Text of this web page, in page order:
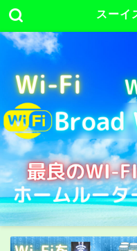
スーイ